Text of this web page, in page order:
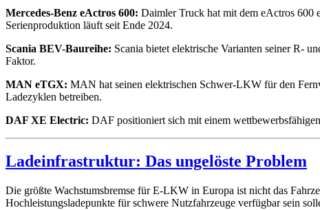
Mercedes-Benz eActros 600: Daimler Truck hat mit dem eActros 600
Serienproduktion läuft seit Ende 2024.
Scania BEV-Baureihe: Scania bietet elektrische Varianten seiner R-
Faktor.
MAN eTGX: MAN hat seinen elektrischen Schwer-LKW für den
Ladezyklen betreiben.
DAF XE Electric: DAF positioniert sich mit einem
Ladeinfrastruktur: Das ungelöste Problem
Die größte Wachstumsbremse für E-LKW in Europa ist nicht das
Hochleistungsladepunkte für schwere Nutzfahrzeuge verfügbar sein